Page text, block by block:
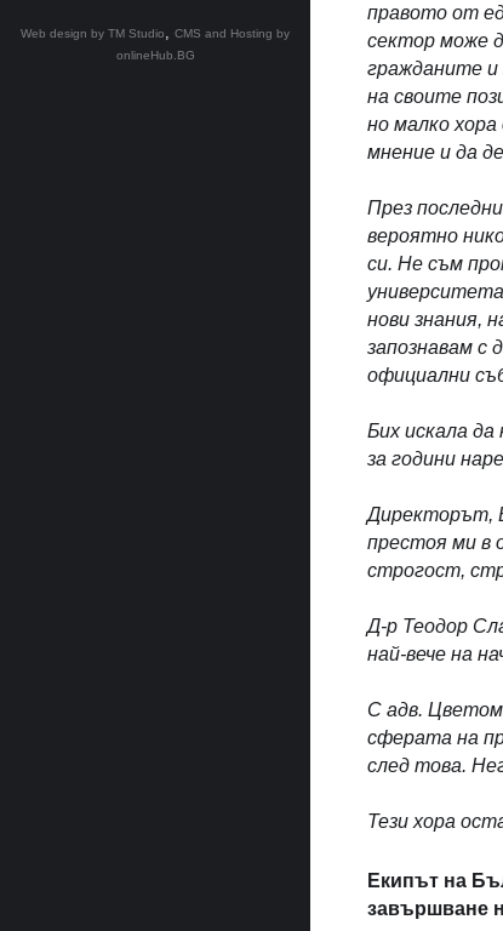
правото от
сектор може
гражданите и
на своите
но малко
мнение и да
През
вероятно
си. Не съм
нови знания,
запознавам с
официални
Бих искала
за години
Директорът,
престоя ми в
строгост,
Д-р Теодор
най-вече на
С адв.
сферата на
след това.
Тези хора
Екипът на
завършване
Web design by TM Studio, CMS and Hosting by
onlineHub.BG